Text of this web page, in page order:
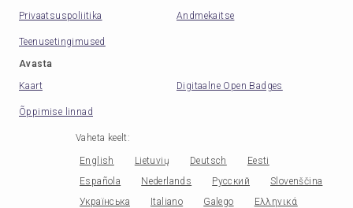
Privaatsuspoliitika
Andmekaitse
Teenusetingimused
Avasta
Kaart
Digitaalne Open Badges
Õppimise linnad
Vaheta keelt:
English Lietuvių Deutsch
Eesti
Española
Nederlands Русский
Slovenščina
Українська
Italiano Galego
Ελληνικά